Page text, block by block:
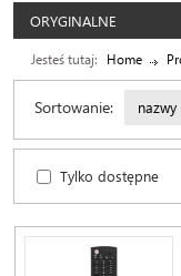
ORYGINALNE
Jesteś tutaj: Home
Sortowanie: nazwy
Tylko dostępne